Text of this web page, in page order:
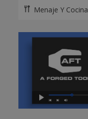
Menaje Y Cocina